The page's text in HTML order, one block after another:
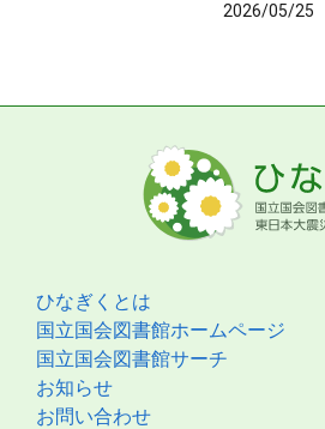
2026/05/25
ひなぎくとは
国立国会図書館ホームページ
国立国会図書館サーチ
お知らせ
お問い合わせ